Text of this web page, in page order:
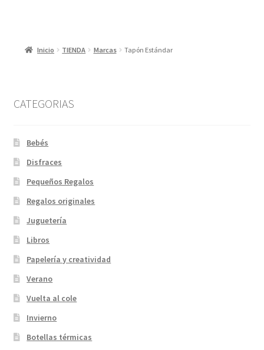
Inicio TIENDA Marcas Tapón Estándar
CATEGORIAS
Bebés
Disfraces
Pequeños Regalos
Regalos originales
Juguetería
Libros
Papelería y creatividad
Verano
Vuelta al cole
Invierno
Botellas térmicas